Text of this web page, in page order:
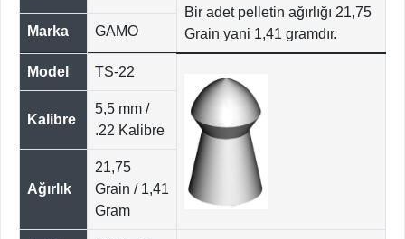
Bir adet pelletin ağırlığı 21,75
Grain yani 1,41 gramdır.
Marka GAMO
Model TS-22
Kalibre
5,5 mm /
.22 Kalibre
Ağırlık
21,75
Grain / 1,41
Gram